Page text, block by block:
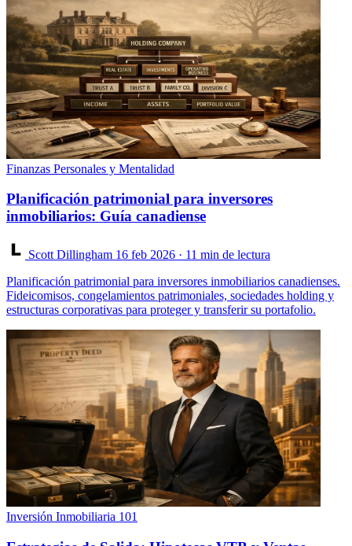
Finanzas Personales y Mentalidad
Planificación patrimonial para inversores
inmobiliarios: Guía canadiense
Scott Dillingham 16 feb 2026 · 11 min de lectura
Planificación patrimonial para inversores inmobiliarios canadienses.
Fideicomisos, congelamientos patrimoniales, sociedades holding y
estructuras corporativas para proteger y transferir su portafolio.
Inversión Inmobiliaria 101